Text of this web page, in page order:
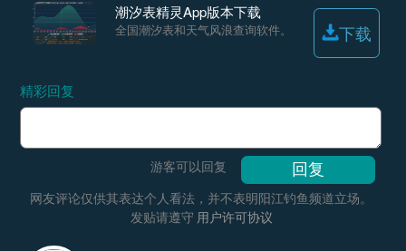
潮汐表精灵App版本下载
全国潮汐表和天气风浪查询软件。 下载
精彩回复
游客可以回复
网友评论仅供其表达个人看法，并不表明阳江钓鱼频道立场。
发贴请遵守 用户许可协议